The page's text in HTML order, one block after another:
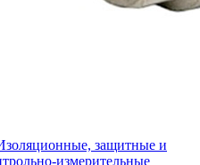
защитные и
измерительные